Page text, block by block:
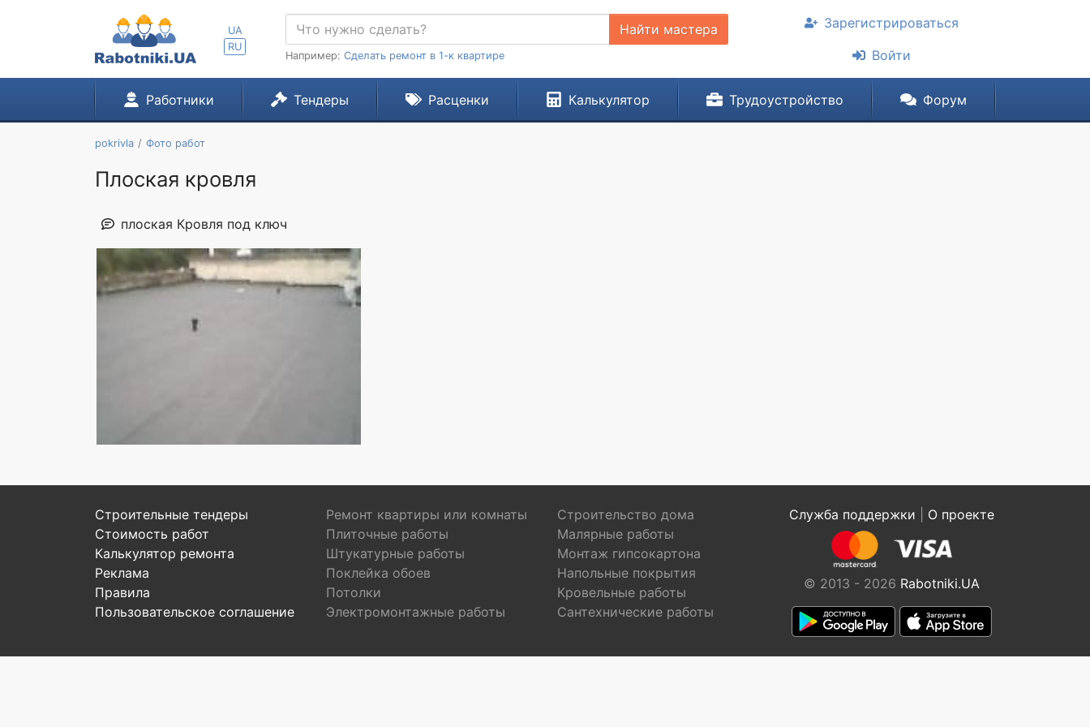
UA
RU
Найти мастера
Например: Сделать ремонт в 1-к квартире
Зарегистрироваться
Войти
Работники Тендеры Расценки Калькулятор Трудоустройство Форум
pokrivla Фото работ
Плоская кровля
плоская Кровля под ключ
Строительные тендеры
Стоимость работ
Калькулятор ремонта
Реклама
Правила
Пользовательское соглашение
Ремонт квартиры или комнаты
Строительство дома
Плиточные работы
Малярные работы
Штукатурные работы
Монтаж гипсокартона
Поклейка обоев
Напольные покрытия
Потолки
Кровельные работы
Электромонтажные работы
Сантехнические работы
Служба поддержки О проекте
© 2013 - 2026 Rabotniki.UA